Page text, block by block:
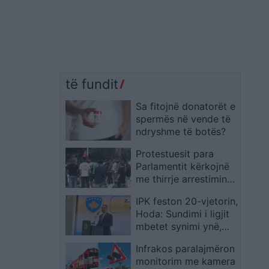
të fundit
Sa fitojnë donatorët e
spermës në vende të
ndryshme të botës?
Protestuesit para
Parlamentit kërkojnë
me thirrje arrestimin e
IPK feston 20-vjetorin,
Hoda: Sundimi i ligjit
mbetet synimi ynë,
Infrakos paralajmëron
monitorim me kamera